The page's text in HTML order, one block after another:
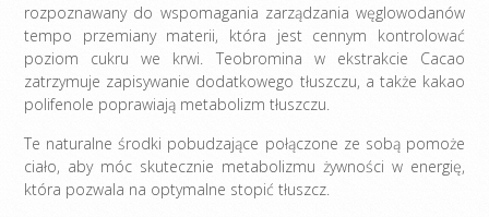
rozpoznawany do wspomagania zarządzania węglowodanów
tempo przemiany materii, która jest cennym kontrolować
poziom cukru we krwi. Teobromina w ekstrakcie Cacao
zatrzymuje zapisywanie dodatkowego tłuszczu, a także kakao
polifenole poprawiają metabolizm tłuszczu.
Te naturalne środki pobudzające połączone ze sobą pomoże
ciało, aby móc skutecznie metabolizmu żywności w energię,
która pozwala na optymalne stopić tłuszcz.